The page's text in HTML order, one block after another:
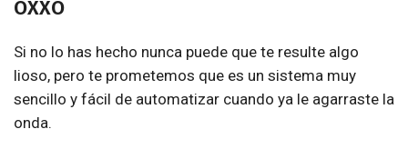
OXXO
Si no lo has hecho nunca puede que te resulte algo
lioso, pero te prometemos que es un sistema muy
sencillo y fácil de automatizar cuando ya le agarraste la
onda.